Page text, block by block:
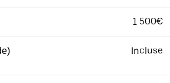
1 500€
Incluse